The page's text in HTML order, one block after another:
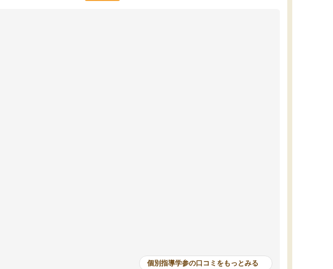
個別指導学参の口コミをもっとみる